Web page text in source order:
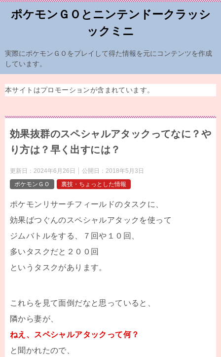
ポケモンＧＯとニンテンドークラッシ
ックミニ
実際にポケモンＧＯをプレイして得た情報を元にコンテンツを作成
しています。
本サイトはプロモーションが含まれています。
効果抜群のスペシャルアタックってなに？や
り方は？早く出すには？
更新日： 2024年6月26日 公開日： 2018年5月3日
ポケモンＧＯ
裏技・ちょっとした情報
ポケモンリサーチフィールドのタスクに、
効果ばつぐんのスペシャルアタックを使って
ジムバトルをする、７回や１０回、
多いタスクだと２００回
というタスクがあります。
これらを見て面倒だなと思っていると、
隣から妻が、
ねえ、スペシャルアタックって何？
と聞かれたので、